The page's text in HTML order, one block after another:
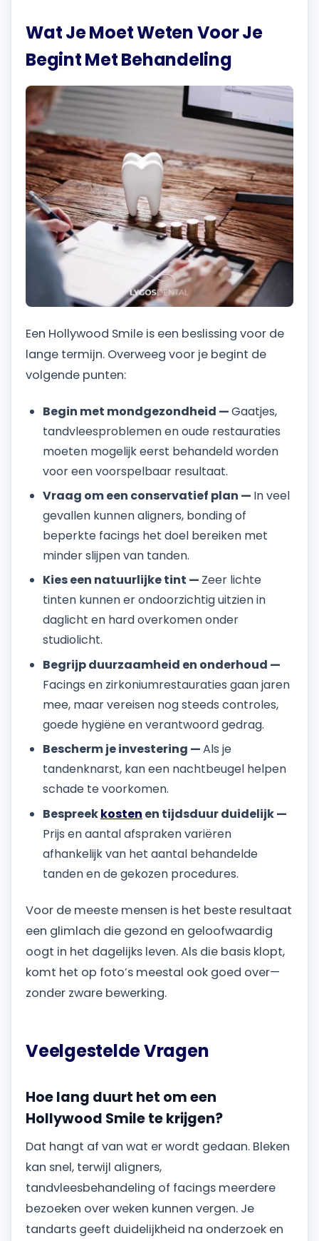
Wat Je Moet Weten Voor Je
Begint Met Behandeling
Een Hollywood Smile is een beslissing voor de
lange termijn. Overweeg voor je begint de
volgende punten:
Begin met mondgezondheid —Gaatjes,
tandvleesproblemen en oude restauraties
moeten mogelijk eerst behandeld worden
voor een voorspelbaar resultaat.
Vraag om een conservatief plan — In veel
gevallen kunnen aligners, bonding of
beperkte facings het doel bereiken met
minder slijpen van tanden.
Kies een natuurlijke tint — Zeer lichte
tinten kunnen er ondoorzichtig uitzien in
daglicht en hard overkomen onder
studiolicht.
Begrijp duurzaamheid en onderhoud —
Facings en zirkoniumrestauraties gaan jaren
mee, maar vereisen nog steeds controles,
goede hygiëne en verantwoord gedrag.
Bescherm je investering —Als je
tandenknarst, kan een nachtbeugel helpen
schade te voorkomen.
Bespreekkosten en tijdsduur duidelijk —
Prijs en aantal afspraken variëren
afhankelijk van het aantal behandelde
tanden en de gekozen procedures.
Voor de meeste mensen is het beste resultaat
een glimlach die gezond en geloofwaardig
oogt in het dagelijks leven. Als die basis klopt,
komt het op foto’s meestal ook goed over—
zonder zware bewerking.
Veelgestelde Vragen
Hoe lang duurt het om een
Hollywood Smile te krijgen?
Dat hangt af van wat er wordt gedaan. Bleken
kan snel, terwijl aligners,
tandvleesbehandeling of facings meerdere
bezoeken over weken kunnen vergen. Je
tandarts geeft duidelijkheid na onderzoek en